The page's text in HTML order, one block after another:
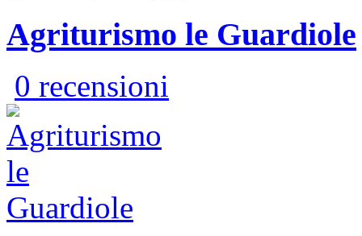
Agriturismo le Guardiole
0 recensioni